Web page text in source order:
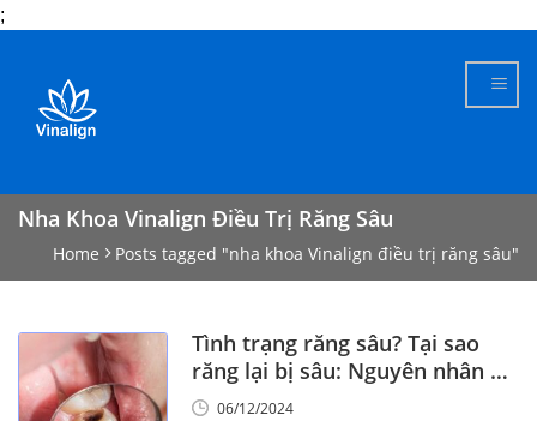
;
content
Nha Khoa Vinalign Điều Trị Răng Sâu
Home Posts tagged "nha khoa Vinalign điều trị răng sâu"
Tình trạng răng sâu? Tại sao
răng lại bị sâu: Nguyên nhân và
cách điều trị
06/12/2024